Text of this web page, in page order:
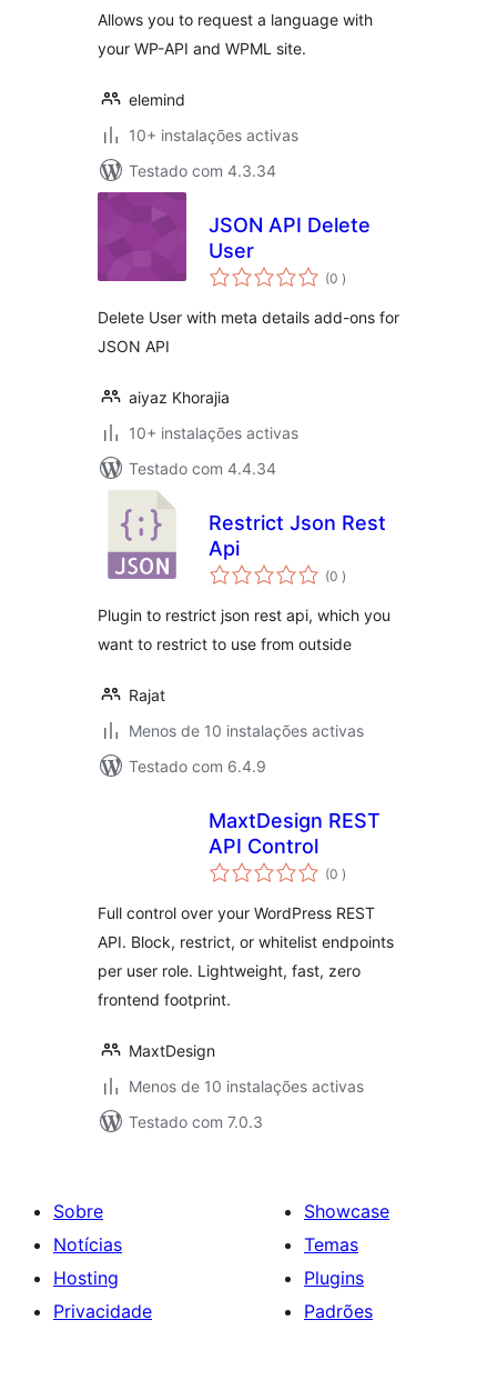
Allows you to request a language with
your WP-API and WPML site.
elemind
10+ instalações activas
Testado com 4.3.34
JSON API Delete
User
(0 classificações
)
Delete User with meta details add-ons for
JSON API
aiyaz Khorajia
10+ instalações activas
Testado com 4.4.34
Restrict Json Rest
Api
(0 classificações
)
Plugin to restrict json rest api, which you
want to restrict to use from outside
Rajat
Menos de 10 instalações activas
Testado com 6.4.9
MaxtDesign REST
API Control
(0 classificações
)
Full control over your WordPress REST
API. Block, restrict, or whitelist endpoints
per user role. Lightweight, fast, zero
frontend footprint.
MaxtDesign
Menos de 10 instalações activas
Testado com 7.0.3
Sobre
Notícias
Hosting
Privacidade
Showcase
Temas
Plugins
Padrões